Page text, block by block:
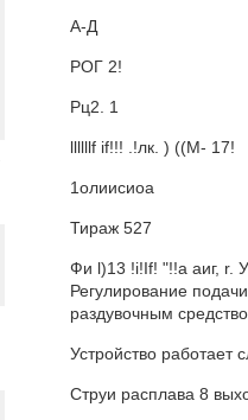
А-Д
РОГ 2!
Рц2. 1
llllllf if!!! .!лк. ) ((М- 17!
1олиисиоа
Тираж 527
Фи l)13 !i!If! "!!а аиг, r.
Регулирование
раздувочным
Устройство работает
Струи расплава 8